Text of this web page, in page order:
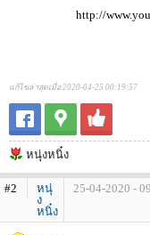
http://
แก้ไขล่าสุดเมื่อ 2020-04-25 00:19:57
หนุ่งหนิ๋ง
#2
หนุ่
ง
หนิ๋ง
25-04-2020 -